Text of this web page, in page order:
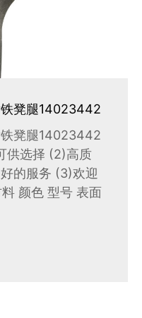
凳腿14023442
凳腿14023442
供选择 (2)高质
的服务 (3)欢迎
颜色 型号 表面